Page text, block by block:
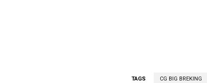
TAGS CG BIG BREKING